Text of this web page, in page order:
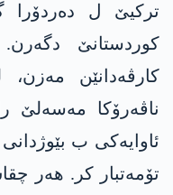
ترکیێ ل دەردۆرا
کوردستانێ
کارڤەدانێن
ناڤەرۆکا
ئاوایەکی ب
تۆمەتبار کر. ھەر